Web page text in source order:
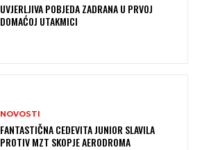
UVJERLJIVA POBJEDA ZADRANA U PRVOJ
DOMAĆOJ UTAKMICI
NOVOSTI
FANTASTIČNA CEDEVITA JUNIOR SLAVILA
PROTIV MZT SKOPJE AERODROMA